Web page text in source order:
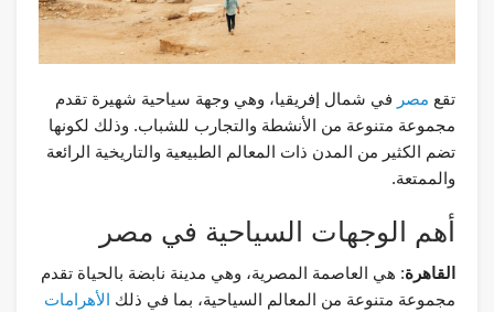
تقع مصر في شمال إفريقيا، وهي وجهة سياحية شهيرة تقدم
مجموعة متنوعة من الأنشطة والتجارب للشباب. وذلك لكونها
تضم الكثير من المدن ذات المعالم الطبيعية والتاريخية الرائعة
والممتعة.
أهم الوجهات السياحية في مصر
القاهرة: هي العاصمة المصرية، وهي مدينة نابضة بالحياة تقدم
مجموعة متنوعة من المعالم السياحية، بما في ذلك الأهرامات